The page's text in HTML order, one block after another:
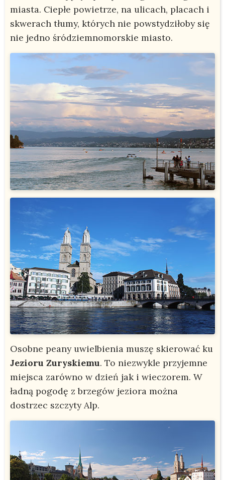
miasta. Ciepłe powietrze, na ulicach, placach i
skwerach tłumy, których nie powstydziłoby się
nie jedno śródziemnomorskie miasto.
Osobne peany uwielbienia muszę skierować ku
Jezioru Zuryskiemu. To niezwykle przyjemne
miejsca zarówno w dzień jak i wieczorem. W
ładną pogodę z brzegów jeziora można
dostrzec szczyty Alp.